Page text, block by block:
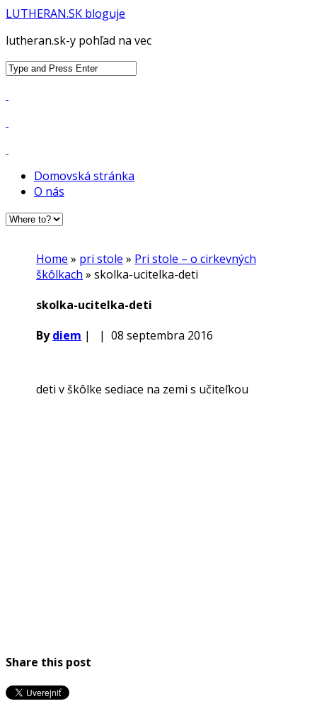
LUTHERAN.SK bloguje
lutheran.sk-y pohľad na vec
Search
Domovská stránka
O nás
Home » pri stole » Pri stole – o cirkevných
škôlkach »skolka-ucitelka-deti
skolka-ucitelka-deti
Bydiem | |08 septembra 2016
deti v škôlke sediace na zemi s učiteľkou
Share this post